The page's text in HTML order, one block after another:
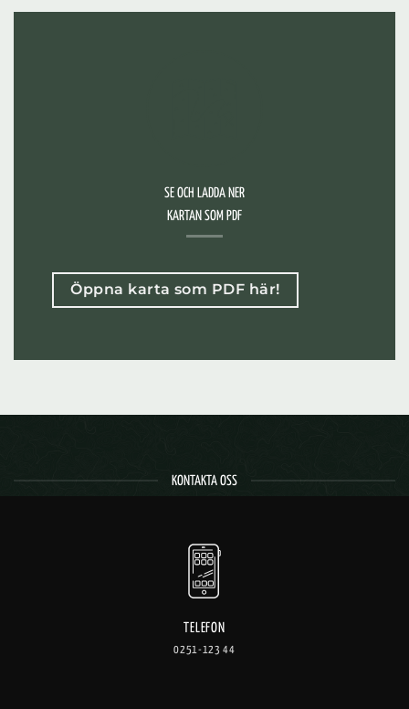
SE OCH LADDA NER
KARTAN SOM PDF
Öppna karta som PDF här!
KONTAKTA OSS
TELEFON
0251-123 44